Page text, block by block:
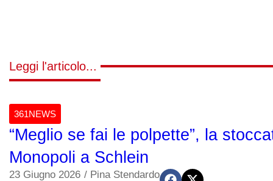
Leggi l'articolo...
361NEWS
“Meglio se fai le polpette”, la
Monopoli a Schlein
23 Giugno 2026 / Pina Stendardo